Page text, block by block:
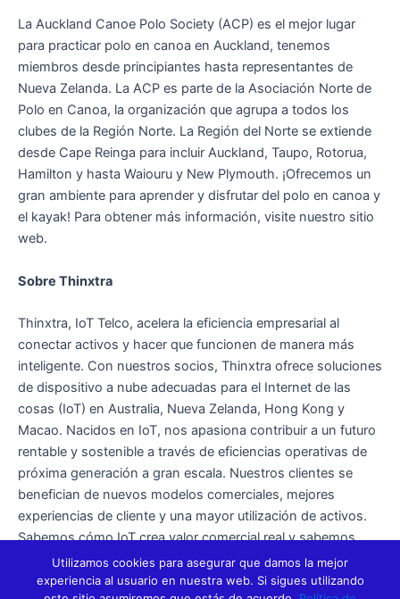
La Auckland Canoe Polo Society (ACP) es el mejor lugar
para practicar polo en canoa en Auckland, tenemos
miembros desde principiantes hasta representantes de
Nueva Zelanda. La ACP es parte de la Asociación Norte de
Polo en Canoa, la organización que agrupa a todos los
clubes de la Región Norte. La Región del Norte se extiende
desde Cape Reinga para incluir Auckland, Taupo, Rotorua,
Hamilton y hasta Waiouru y New Plymouth. ¡Ofrecemos un
gran ambiente para aprender y disfrutar del polo en canoa y
el kayak! Para obtener más información, visite nuestro sitio
web.
Sobre Thinxtra
Thinxtra, IoT Telco, acelera la eficiencia empresarial al
conectar activos y hacer que funcionen de manera más
inteligente. Con nuestros socios, Thinxtra ofrece soluciones
de dispositivo a nube adecuadas para el Internet de las
cosas (IoT) en Australia, Nueva Zelanda, Hong Kong y
Macao. Nacidos en IoT, nos apasiona contribuir a un futuro
rentable y sostenible a través de eficiencias operativas de
próxima generación a gran escala. Nuestros clientes se
benefician de nuevos modelos comerciales, mejores
experiencias de cliente y una mayor utilización de activos.
Sabemos cómo IoT crea valor comercial real y sabemos
cómo entregarlo con experiencia local y alcance global.
Utilizamos cookies para asegurar que damos la mejor
experiencia al usuario en nuestra web. Si sigues utilizando